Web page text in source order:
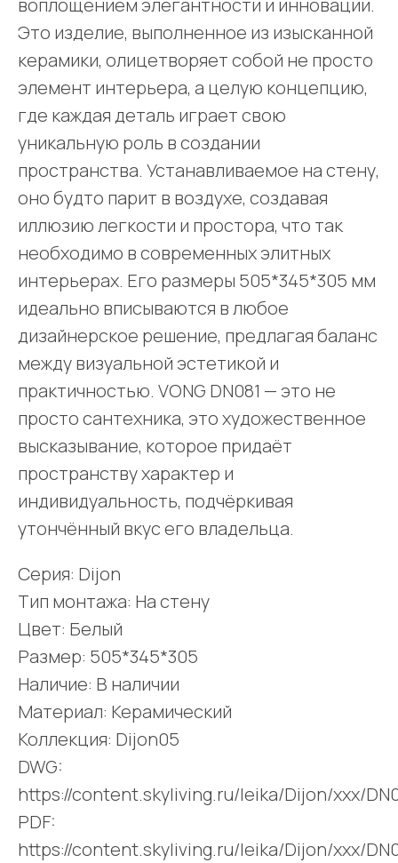
воплощением элегантности и инновации.
Это изделие, выполненное из изысканной
керамики, олицетворяет собой не просто
элемент интерьера, а целую концепцию,
где каждая деталь играет свою
уникальную роль в создании
пространства. Устанавливаемое на стену,
оно будто парит в воздухе, создавая
иллюзию легкости и простора, что так
необходимо в современных элитных
интерьерах. Его размеры 505*345*305 мм
идеально вписываются в любое
дизайнерское решение, предлагая баланс
между визуальной эстетикой и
практичностью. VONG DN081 — это не
просто сантехника, это художественное
высказывание, которое придаёт
пространству характер и
индивидуальность, подчёркивая
утончённый вкус его владельца.
Серия: Dijon
Тип монтажа: На стену
Цвет: Белый
Размер: 505*345*305
Наличие: В наличии
Материал: Керамический
Коллекция: Dijon05
DWG:
https://content.skyliving.ru/leika/Dijon/xxx/
PDF:
https://content.skyliving.ru/leika/Dijon/xxx/